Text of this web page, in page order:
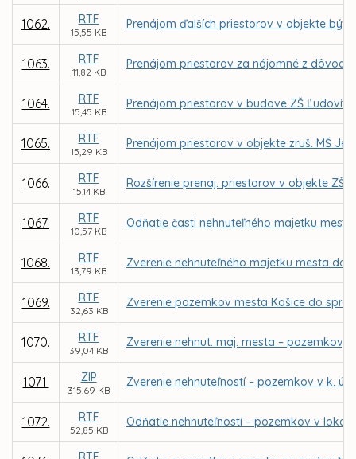
1062. RTF
15,55 KB
Prenájom ďalších priestorov v objekte býv.
1063. RTF
11,82 KB
Prenájom priestorov za nájomné z
1064. RTF
15,45 KB
Prenájom priestorov v budove ZŠ Ľudovíta
1065. RTF
15,29 KB
Prenájom priestorov v objekte zruš. MŠ
1066. RTF
15,14 KB
Rozšírenie prenaj. priestorov v objekte ZŠ
1067. RTF
10,57 KB
Odňatie časti nehnuteľného majetku
1068. RTF
13,79 KB
Zverenie nehnuteľného majetku mesta do
1069. RTF
32,63 KB
Zverenie pozemkov mesta Košice do
1070. RTF
39,04 KB
Zverenie nehnut. maj. mesta – pozemkov,
1071. ZIP
315,69 KB
Zverenie nehnuteľností – pozemkov v k. ú.
1072. RTF
52,85 KB
Odňatie nehnuteľností – pozemkov v